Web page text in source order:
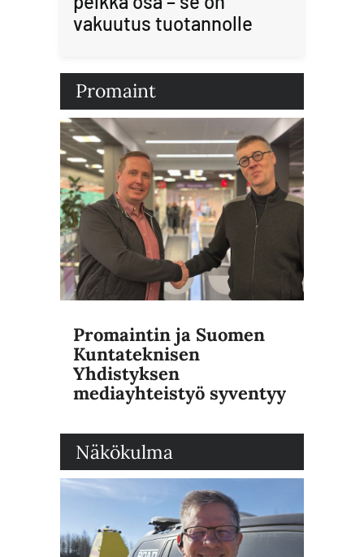
vakuutus tuotannolle
Promaint
Promaintin ja Suomen
Kuntateknisen
Yhdistyksen
mediayhteistyö syventyy
Näkökulma